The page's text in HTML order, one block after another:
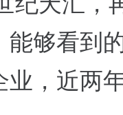
能够看到
业，近两